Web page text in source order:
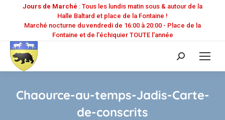
Jours de Marché : Tous les lundis matin sous & autour de la
Halle Baltard et place de la Fontaine !
Marché nocturne du vendredi de 16:00 à 20:00 - Place de la
Fontaine et de l'échiquier TOUTE l'année
Recherche
:
Chaource-au-temps-Jadis-Carte-
de-conscrits